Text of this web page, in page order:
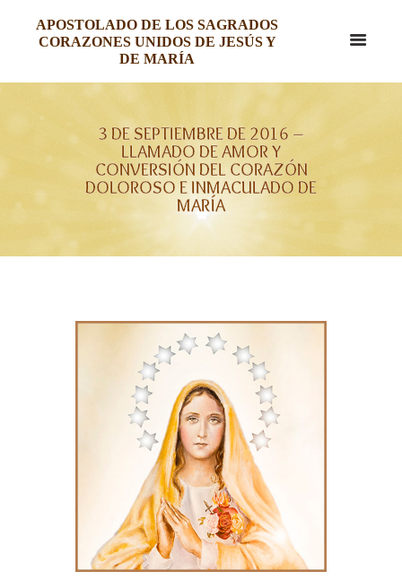
APOSTOLADO DE LOS SAGRADOS
CORAZONES UNIDOS DE JESÚS Y
DE MARÍA
3 DE SEPTIEMBRE DE 2016 –
LLAMADO DE AMOR Y
CONVERSIÓN DEL CORAZÓN
DOLOROSO E INMACULADO DE
MARÍA